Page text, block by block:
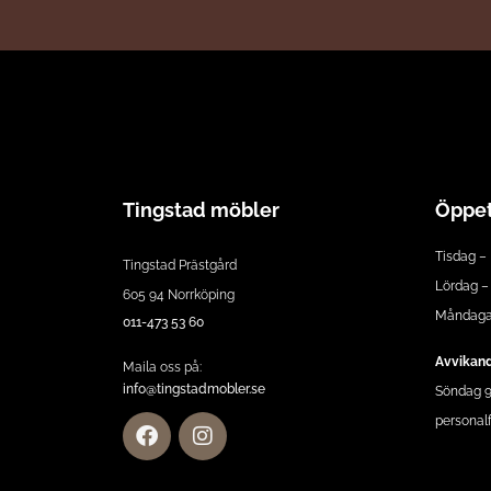
Tingstad möbler
Tingstad Prästgård
605 94 Norrköping
011-473 53 60
Maila oss på:
info@tingstadmobler.se
Tisdag –
Lördag –
Söndag